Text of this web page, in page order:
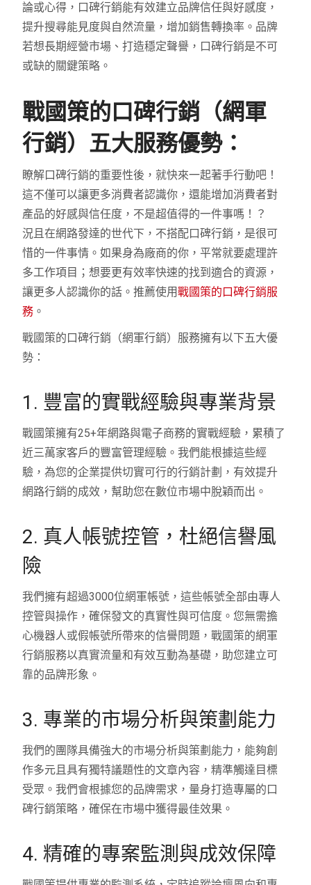
論或心得，口碑行銷能有效建立品牌信任與好感度，
提升搜尋能見度與自然流量，增加銷售轉換率。品牌
若想長期經營市場、打造穩定聲譽，口碑行銷是不可
或缺的關鍵策略。
戰國策的口碑行銷（網軍
行銷）五大服務優勢：
瞭解口碑行銷的重要性後，就快來一起著手行動吧！
這不僅可以讓更多消費者認識你，還能增加消費者對
產品的好感與信任度，不是超值得的一件事嗎！？
況且在網路發達的世代下，不搭配口碑行銷，是很可
惜的一件事情。如果身為廠商的你，平常就要處理許
多工作項目；想要更有效率快速的找到適合的資源，
讓更多人認識你的話。推薦使用戰國策的口碑行銷服
務 。
戰國策的口碑行銷（網軍行銷）服務擁有以下五大優
勢：
1. 豐富的實戰經驗與專業背景
戰國策擁有25+年網路與電子商務的實戰經驗，累積了
近三萬家客戶的豐富管理經驗。我們能根據這些經
驗，為您的企業提供切實可行的行銷計劃，有效提升
網路行銷的成效，幫助您在數位市場中脫穎而出。
2. 真人帳號控管，杜絕信譽風
險
我們擁有超過3000位網軍帳號，這些帳號全部由專人
控管與操作，確保發文的真實性與可信度。您無需擔
心機器人或假帳號所帶來的信譽問題，戰國策的網軍
行銷服務以真實流量和有效互動為基礎，助您建立可
靠的品牌形象。
3. 專業的市場分析與策劃能力
我們的團隊具備強大的市場分析與策劃能力，能夠創
作多元且具有獨特議題性的文章內容，精準觸達目標
受眾。我們會根據您的品牌需求，量身打造專屬的口
碑行銷策略，確保在市場中獲得最佳效果。
4. 精確的專案監測與成效保障